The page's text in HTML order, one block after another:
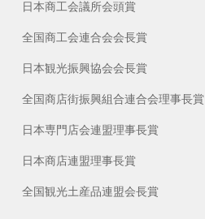
日本商工会議所会頭賞
全国商工会連合会会長賞
日本観光振興協会会長賞
全国商店街振興組合連合会理事長賞
日本専門店会連盟理事長賞
日本商店連盟理事長賞
全国観光土産品連盟会長賞